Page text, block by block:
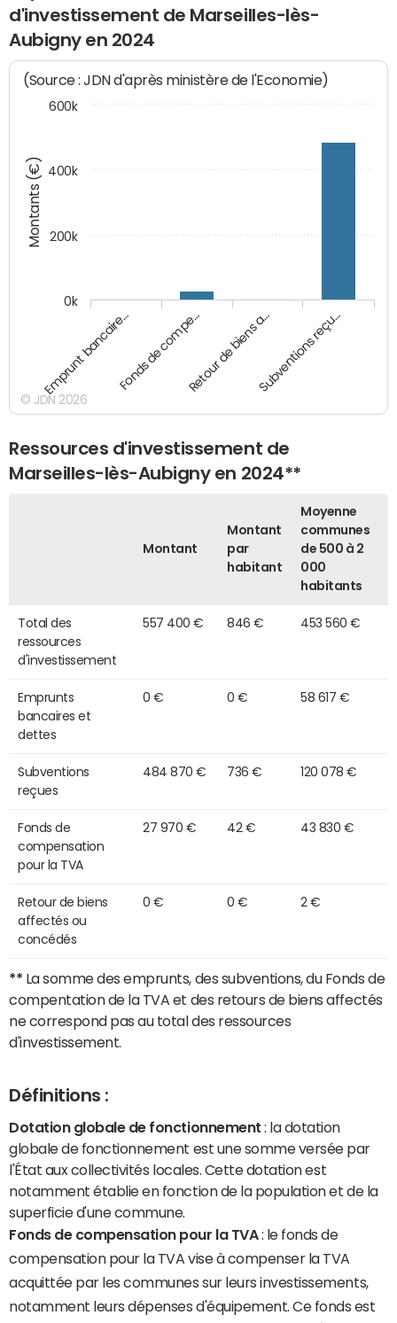
d'investissement de Marseilles-lès-
Aubigny en 2024
Montants (€)
(Source : JDN d'après ministère de l'Economie)
Emprunt bancaire…Fonds de compe…Retour de biens a…Subventions reçu…
0k
200k
400k
600k
© JDN 2026
Ressources d'investissement de
Marseilles-lès-Aubigny en 2024**
Montant
Montant
par
habitant
Moyenne
communes
de 500 à 2
000
habitants
Total des
ressources
d'investissement
557 400 € 846 € 453 560 €
Emprunts
bancaires et
dettes
0 € 0 € 58 617 €
Subventions
reçues
484 870 € 736 € 120 078 €
Fonds de
compensation
pour la TVA
27 970 € 42 € 43 830 €
Retour de biens
affectés ou
concédés
0 € 0 € 2 €
** La somme des emprunts, des subventions, du Fonds de
compentation de la TVA et des retours de biens affectés
ne correspond pas au total des ressources
d'investissement.
Définitions :
Dotation globale de fonctionnement : la dotation
globale de fonctionnement est une somme versée par
l'État aux collectivités locales. Cette dotation est
notamment établie en fonction de la population et de la
superficie d'une commune.
Fonds de compensation pour la TVA: le fonds de
compensation pour la TVA vise à compenser la TVA
acquittée par les communes sur leurs investissements,
notamment leurs dépenses d'équipement. Ce fonds est